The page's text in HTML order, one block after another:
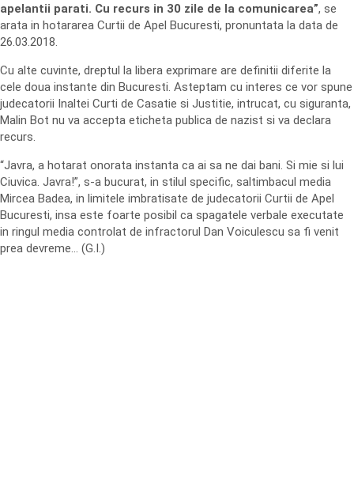
apelantii parati. Cu recurs in 30 zile de la comunicarea”, se
arata in hotararea Curtii de Apel Bucuresti, pronuntata la data de
26.03.2018.
Cu alte cuvinte, dreptul la libera exprimare are definitii diferite la
cele doua instante din Bucuresti. Asteptam cu interes ce vor spune
judecatorii Inaltei Curti de Casatie si Justitie, intrucat, cu siguranta,
Malin Bot nu va accepta eticheta publica de nazist si va declara
recurs.
“Javra, a hotarat onorata instanta ca ai sa ne dai bani. Si mie si lui
Ciuvica. Javra!”, s-a bucurat, in stilul specific, saltimbacul media
Mircea Badea, in limitele imbratisate de judecatorii Curtii de Apel
Bucuresti, insa este foarte posibil ca spagatele verbale executate
in ringul media controlat de infractorul Dan Voiculescu sa fi venit
prea devreme… (G.I.)